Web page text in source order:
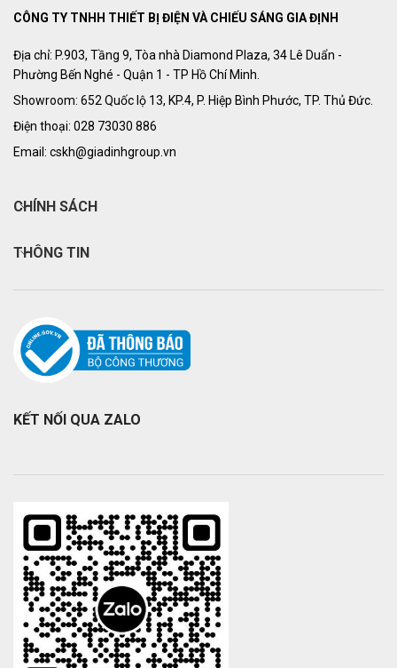
CÔNG TY TNHH THIẾT BỊ ĐIỆN VÀ CHIẾU SÁNG GIA ĐỊNH
Địa chỉ: P.903, Tầng 9, Tòa nhà Diamond Plaza, 34 Lê Duẩn -
Phường Bến Nghé - Quận 1 - TP Hồ Chí Minh.
Showroom: 652 Quốc lộ 13, KP.4, P. Hiệp Bình Phước, TP. Thủ Đức.
Điện thoại: 028 73030 886
Email: cskh@giadinhgroup.vn
CHÍNH SÁCH
THÔNG TIN
KẾT NỐI QUA ZALO